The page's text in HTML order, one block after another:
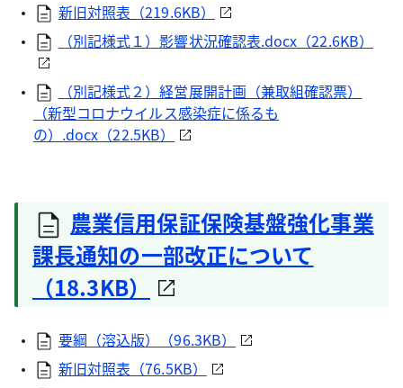
新旧対照表（219.6KB）
（別記様式１）影響状況確認表.docx（22.6KB）
（別記様式２）経営展開計画（兼取組確認票）
（新型コロナウイルス感染症に係るも
の）.docx（22.5KB）
農業信用保証保険基盤強化事業
課長通知の一部改正について
（18.3KB）
要綱（溶込版）（96.3KB）
新旧対照表（76.5KB）